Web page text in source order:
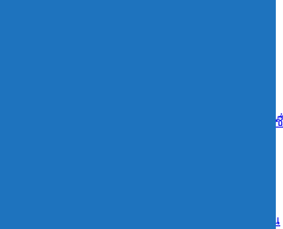
ยกระดับ Work-based Learning ปั้น Future Talent เ
นเยาวชนสู่เวทีวิชาการประกันภัย มอบทุนสนับสนุน